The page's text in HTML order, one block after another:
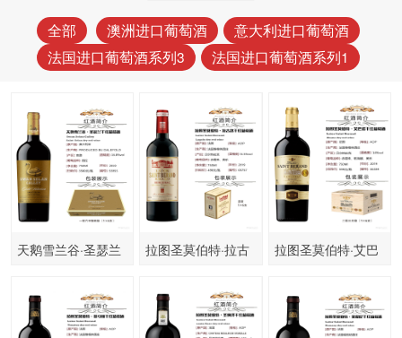
全部 澳洲进口葡萄酒
意大利进口葡萄酒
法国进口葡萄酒系列3
法国进口葡萄酒系列1
天鹅雪兰谷·圣瑟兰
拉图圣莫伯特·拉古
拉图圣莫伯特·艾巴